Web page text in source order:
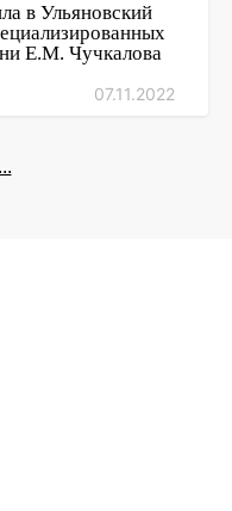
в Ульяновский
Е.М. Чучкалова
07.11.2022